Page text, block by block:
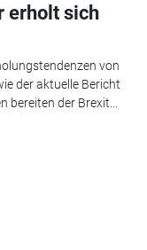
erholt sich
von
der aktuelle Bericht
bereiten der Brexit...